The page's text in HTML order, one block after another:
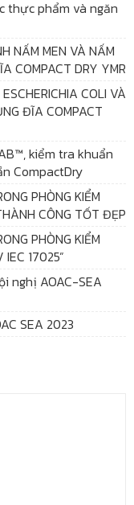
thực phẩm và ngăn
NẤM MEN VÀ NẤM
COMPACT DRY YMR
COLI VÀ
ĐĨA COMPACT
kiểm tra khuẩn
CompactDry
PHÒNG KIỂM
CÔNG TỐT ĐẸP
PHÒNG KIỂM
17025”
nghị AOAC-SEA
SEA 2023